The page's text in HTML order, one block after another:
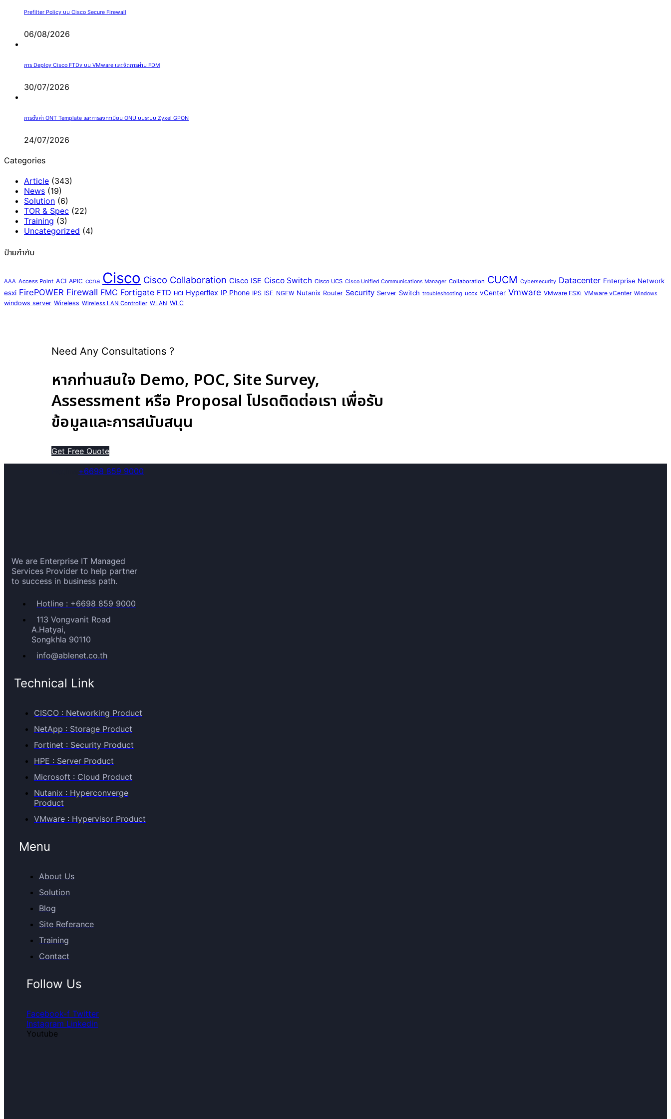
Prefilter Policy บน Cisco Secure Firewall
06/08/2026
การ Deploy Cisco FTDv บน VMware และจัดการผ่าน FDM
30/07/2026
การตั้งค่า ONT Template และการลงทะเบียน ONU บนระบบ Zyxel GPON
24/07/2026
Categories
Article (343)
News (19)
Solution (6)
TOR & Spec (22)
Training (3)
Uncategorized (4)
ป้ายกำกับ
AAA Access Point ACI APIC ccna Cisco Cisco Collaboration Cisco ISE Cisco Switch Cisco UCS Cisco Unified Communications Manager Collaboration CUCM Cybersecurity Datacenter Enterprise Network
esxi FirePOWER Firewall FMC Fortigate FTD HCI Hyperflex IP Phone IPS ISE NGFW Nutanix Router Security Server Switch troubleshooting uccx vCenter Vmware VMware ESXi VMware vCenter Windows
windows server Wireless Wireless LAN Controller WLAN WLC
Need Any Consultations ?
หากท่านสนใจ Demo, POC, Site Survey,
Assessment หรือ Proposal โปรดติดต่อเรา เพื่อรับ
ข้อมูลและการสนับสนุน
Get Free Quote
+6698 859 9000
We are Enterprise IT Managed
Services Provider to help partner
to success in business path.
Hotline : +6698 859 9000
113 Vongvanit Road
A.Hatyai,
Songkhla 90110
info@ablenet.co.th
Technical Link
CISCO : Networking Product
NetApp : Storage Product
Fortinet : Security Product
HPE : Server Product
Microsoft : Cloud Product
Nutanix : Hyperconverge
Product
VMware : Hypervisor Product
Menu
About Us
Solution
Blog
Site Referance
Training
Contact
Follow Us
Facebook-f Twitter
Instagram Linkedin
Youtube